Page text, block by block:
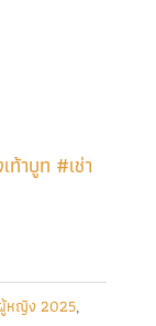
ท้าบูท #เช่า
หญิง 2025,